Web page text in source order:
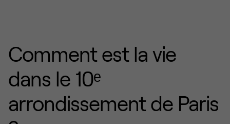
Comment est la vie
dans le 10ᵉ
arrondissement de Paris